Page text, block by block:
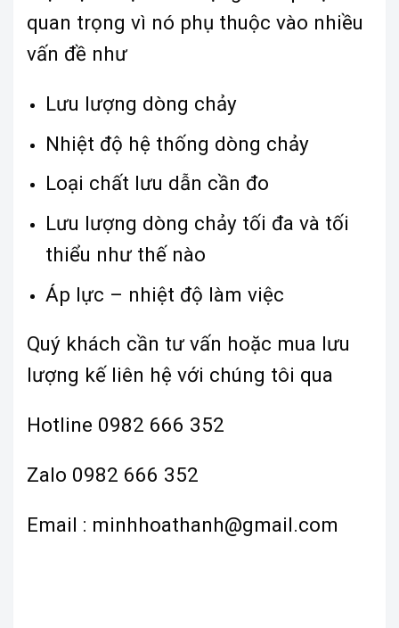
quan trọng vì nó phụ thuộc vào nhiều
vấn đề như
Lưu lượng dòng chảy
Nhiệt độ hệ thống dòng chảy
Loại chất lưu dẫn cần đo
Lưu lượng dòng chảy tối đa và tối
thiểu như thế nào
Áp lực – nhiệt độ làm việc
Quý khách cần tư vấn hoặc mua lưu
lượng kế liên hệ với chúng tôi qua
Hotline 0982 666 352
Zalo 0982 666 352
Email : minhhoathanh@gmail.com